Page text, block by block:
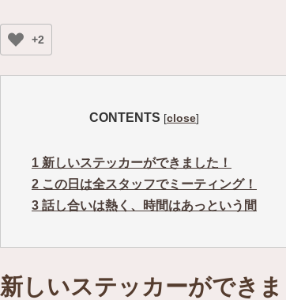
+2
CONTENTS [close]
1 新しいステッカーができました！
2 この日は全スタッフでミーティング！
3 話し合いは熱く、時間はあっという間
新しいステッカーができま